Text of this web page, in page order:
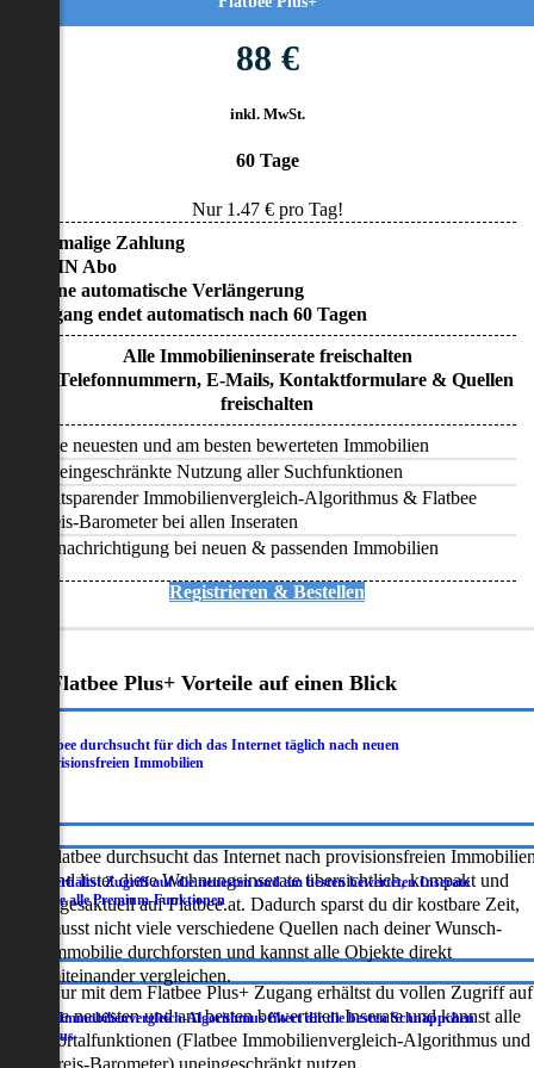
88 €
inkl. MwSt.
60 Tage
Nur 1.47€ pro Tag!
• Einmalige Zahlung
• KEIN Abo
• Keine automatische Verlängerung
• Zugang endet automatisch nach 60 Tagen
Alle Immobilieninserate freischalten
Alle Telefonnummern, E-Mails, Kontaktformulare & Quellen
freischalten
Alle neuesten und am besten bewerteten Immobilien
Uneingeschränkte Nutzung aller Suchfunktionen
Zeitsparender Immobilienvergleich-Algorithmus & Flatbee
Preis-Barometer bei allen Inseraten
Benachrichtigung bei neuen & passenden Immobilien
Registrieren & Bestellen
Flatbee Plus+ Vorteile auf einen Blick
Flatbee durchsucht für dich das Internet täglich nach neuen
provisionsfreien Immobilien
Flatbee durchsucht das Internet nach provisionsfreien
und listet diese Wohnungsinserate übersichtlich, kompakt und
tagesaktuell auf Flatbee.at. Dadurch sparst du dir kostbare Zeit,
musst nicht viele verschiedene Quellen nach deiner Wunsch-
Immobilie durchforsten und kannst alle Objekte direkt
miteinander vergleichen.
Du erhältst Zugriff auf die neuesten und am besten bewerteten Inserate
sowie alle Premium-Funktionen
Nur mit dem Flatbee Plus+ Zugang erhältst du vollen Zugriff auf
die neuesten und am besten bewerteten Inserate und kannst alle
Portalfunktionen (Flatbee Immobilienvergleich-Algorithmus und
Der Immobilienvergleich-Algorithmus filtert dir die besten Schnäppchen
heraus